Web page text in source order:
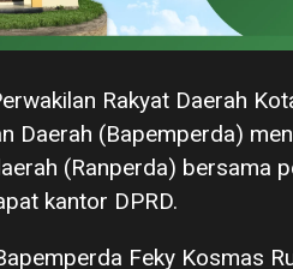
Rakyat Daerah
Daerah (Bapemperda)
(Ranperda) bersama
kantor DPRD.
Feky Kosmas